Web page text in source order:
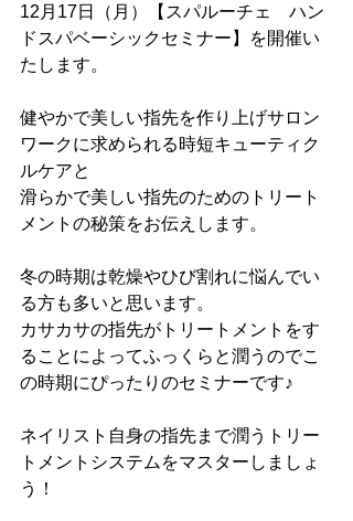
12月17日（月）【スパルーチェ　ハン
ドスパベーシックセミナー】を開催い
たします。
健やかで美しい指先を作り上げサロン
ワークに求められる時短キューティク
ルケアと
滑らかで美しい指先のためのトリート
メントの秘策をお伝えします。
冬の時期は乾燥やひび割れに悩んでい
る方も多いと思います。
カサカサの指先がトリートメントをす
ることによってふっくらと潤うのでこ
の時期にぴったりのセミナーです♪
ネイリスト自身の指先まで潤うトリー
トメントシステムをマスターしましょ
う！